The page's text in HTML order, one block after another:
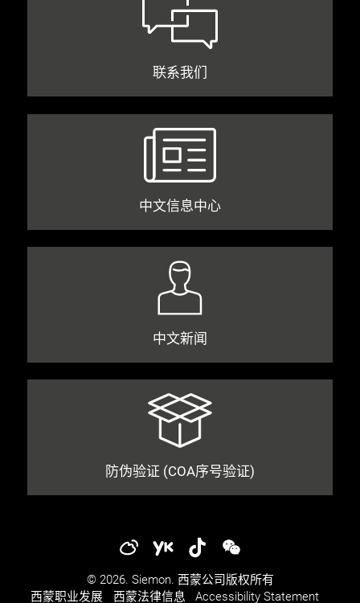
联系我们
中文信息中心
中文新闻
防伪验证 (COA序号验证)
© 2026. Siemon. 西蒙公司版权所有
西蒙职业发展​​
西蒙法律信息​ Accessibility Statement